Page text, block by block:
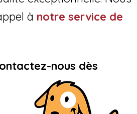
à notre service de
nous dès